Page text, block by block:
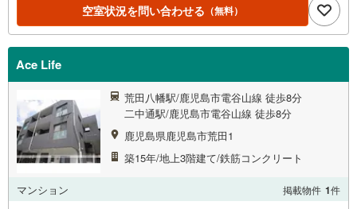
空室状況を問い合わせる （無料）
Ace Life
荒田八幡駅/鹿児島市電谷山線 徒歩8分
二中通駅/鹿児島市電谷山線 徒歩8分
鹿児島県鹿児島市荒田1
築15年/地上3階建て/鉄筋コンクリート
マンション 掲載物件 1件